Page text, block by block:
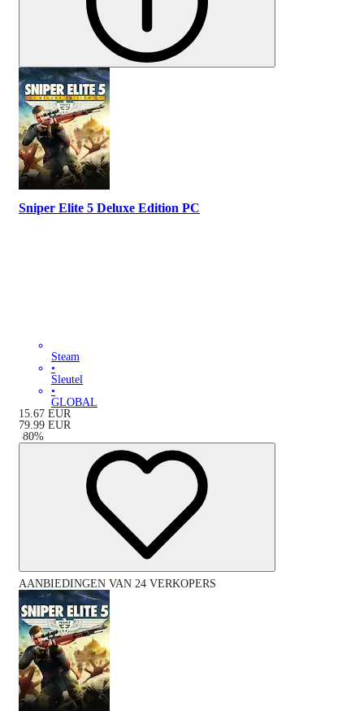
Sniper Elite 5 Deluxe Edition PC
Steam
•
Sleutel
•
GLOBAL
15.67 EUR
79.99 EUR
-80%
AANBIEDINGEN VAN 24 VERKOPERS